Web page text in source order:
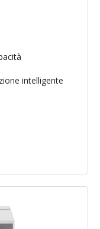
intelligente